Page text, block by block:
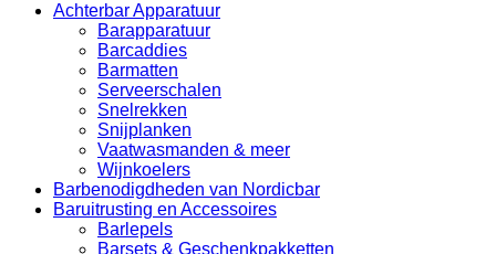
Achterbar Apparatuur
Barapparatuur
Barcaddies
Barmatten
Serveerschalen
Snelrekken
Snijplanken
Vaatwasmanden & meer
Wijnkoelers
Barbenodigdheden van Nordicbar
Baruitrusting en Accessoires
Barlepels
Barsets & Geschenkpakketten